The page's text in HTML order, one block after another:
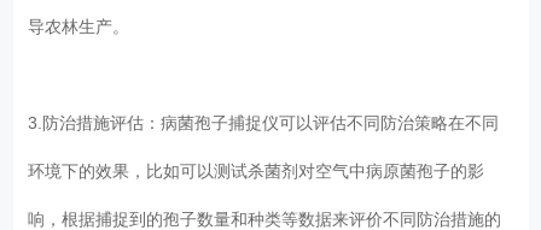
导农林生产。
3.防治措施评估：病菌孢子捕捉仪可以评估不同防治策略在不同
环境下的效果，比如可以测试杀菌剂对空气中病原菌孢子的影
响，根据捕捉到的孢子数量和种类等数据来评价不同防治措施的